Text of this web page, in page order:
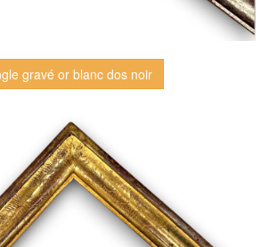
gravé or blanc dos noir